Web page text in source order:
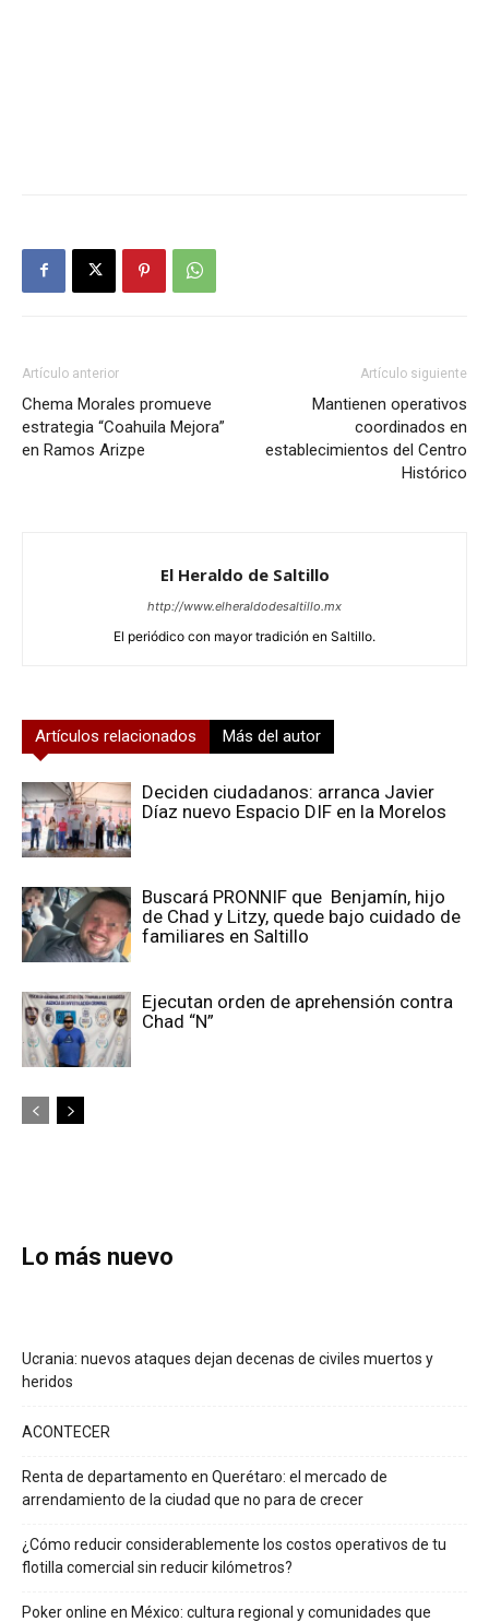
Artículo anterior
Chema Morales promueve
estrategia “Coahuila Mejora”
en Ramos Arizpe
Artículo siguiente
Mantienen operativos
coordinados en
establecimientos del Centro
Histórico
El Heraldo de Saltillo
http://www.elheraldodesaltillo.mx
El periódico con mayor tradición en Saltillo.
Artículos relacionados Más del autor
Deciden ciudadanos: arranca Javier
Díaz nuevo Espacio DIF en la Morelos
Buscará PRONNIF que Benjamín, hijo
de Chad y Litzy, quede bajo cuidado de
familiares en Saltillo
Ejecutan orden de aprehensión contra
Chad “N”
Lo más nuevo
Ucrania: nuevos ataques dejan decenas de civiles muertos y
heridos
ACONTECER
Renta de departamento en Querétaro: el mercado de
arrendamiento de la ciudad que no para de crecer
¿Cómo reducir considerablemente los costos operativos de tu
flotilla comercial sin reducir kilómetros?
Poker online en México: cultura regional y comunidades que